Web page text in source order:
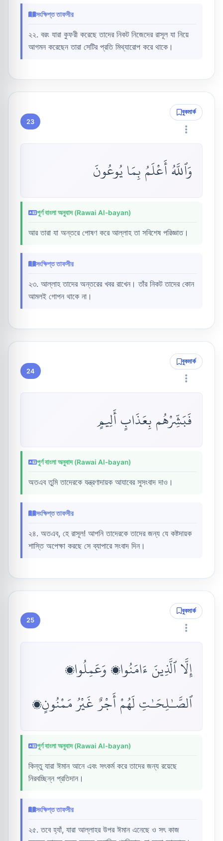
সংক্ষিপ্ত তাফসীর
২২. বরং যারা কুফরী করেছে তাদের নিকট নিজেদের রাসূল যা নিয়ে
আগমন করেছেন তারা সেটির প্রতি মিথ্যারোপ করে থাকে।
23
বুকমার্ক
وَٱللَّهُ أَعْلَمُ بِمَا يُوعُونَ
পূর্ণ বাংলা অনুবাদ (Rawai Al-bayan)
আর তারা যা অন্তরে পোষণ করে আল্লাহ তা সবিশেষ পরিজ্ঞাত।
সংক্ষিপ্ত তাফসীর
২৩. আল্লাহ তাদের অন্তরের খবর রাখেন। তাঁর নিকট তাদের কোন
আমলই গোপন থাকে না।
24
বুকমার্ক
فَبَشِّرْهُم بِعَذَابٍ أَلِيمٍ
পূর্ণ বাংলা অনুবাদ (Rawai Al-bayan)
অতএব তুমি তাদেরকে যন্ত্রণাদায়ক আযাবের সুসংবাদ দাও।
সংক্ষিপ্ত তাফসীর
২৪. অতএব, হে রাসূল! আপনি তাদেরকে তাদের জন্য যে কষ্টদায়ক
শাস্তি অপেক্ষা করছে সে ব্যাপারে সংবাদ দিন।
25
বুকমার্ক
إِلَّا ٱلَّذِينَ ءَامَنُوا۟ وَعَمِلُوا۟
ٱلصَّـٰلِحَـٰتِ لَهُمْ أَجْرٌ غَيْرُ مَمْنُونٍۭ
পূর্ণ বাংলা অনুবাদ (Rawai Al-bayan)
কিন্তু যারা ঈমান আনে এবং সৎকর্ম করে তাদের জন্য রয়েছে
নিরবচ্ছিন্ন প্রতিদান।
সংক্ষিপ্ত তাফসীর
২৫. তবে হ্যাঁ, যারা আল্লাহর উপর ঈমান এনেছে ও সৎ কাজ